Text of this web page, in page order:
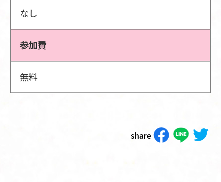
なし
参加費
無料
share